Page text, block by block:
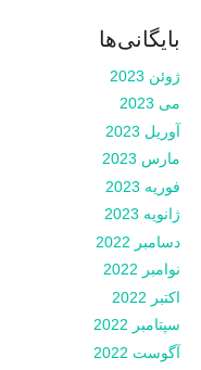
بایگانی‌ها
ژوئن 2023
می 2023
آوریل 2023
مارس 2023
فوریه 2023
ژانویه 2023
دسامبر 2022
نوامبر 2022
اکتبر 2022
سپتامبر 2022
آگوست 2022